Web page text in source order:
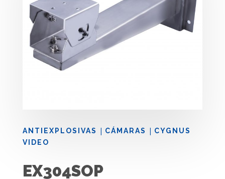
ANTIEXPLOSIVAS | CÁMARAS | CYGNUS
VIDEO
EX304SOP